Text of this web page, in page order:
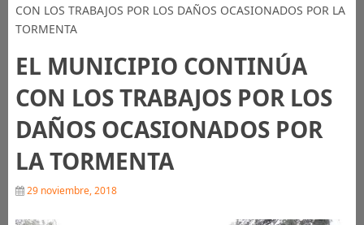
CON LOS TRABAJOS POR LOS DAÑOS OCASIONADOS POR LA
TORMENTA
EL MUNICIPIO CONTINÚA
CON LOS TRABAJOS POR LOS
DAÑOS OCASIONADOS POR
LA TORMENTA
29 noviembre, 2018